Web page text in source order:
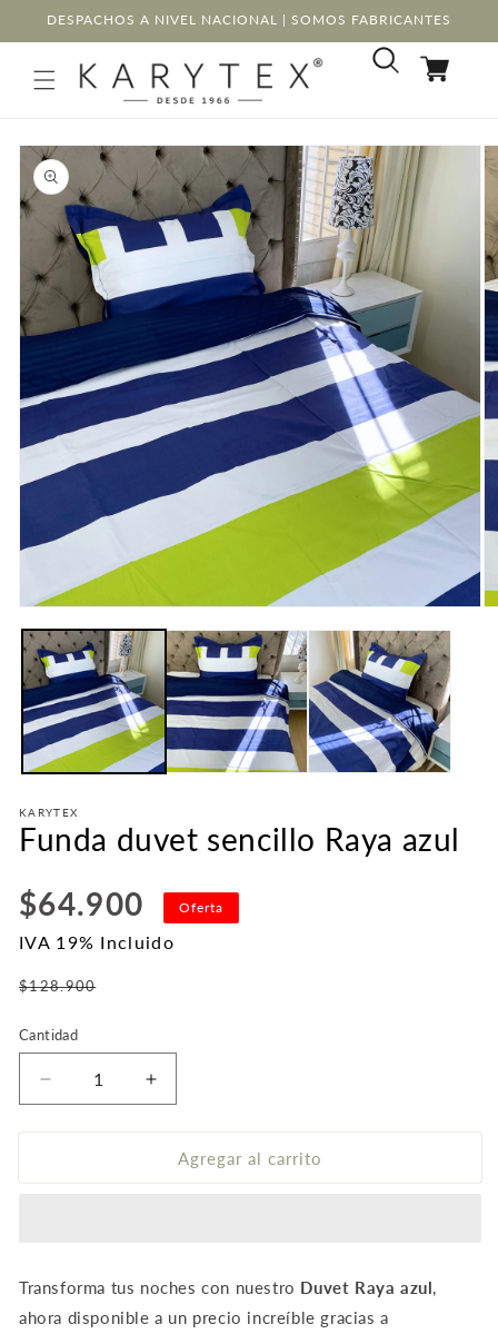
directamente
al contenido
DESPACHOS A NIVEL NACIONAL | SOMOS FABRICANTES
Carrito
directamente
a la
información
del producto
elemento
multimedia
en
ventana
modal
KARYTEX
Funda duvet sencillo Raya azul
Precio
habitual
$64.900 Oferta
IVA 19% Incluido
$128.900
oferta
Cantidad
Reducir
cantidad
Aumentar
cantidad
Funda
Agregar al carrito
Transforma tus noches con nuestro Duvet Raya azul,
ahora disponible a un precio increíble gracias a